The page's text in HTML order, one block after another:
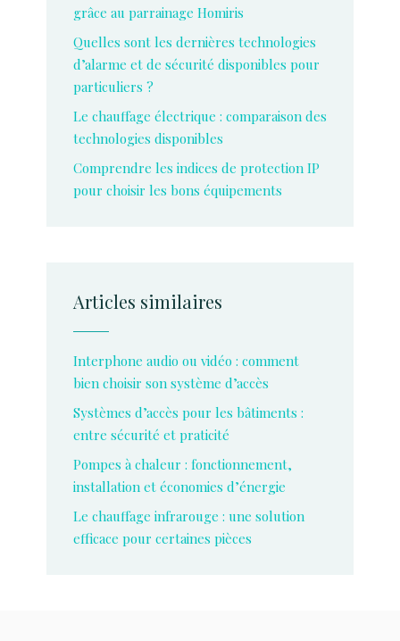
grâce au parrainage Homiris
Quelles sont les dernières technologies
d’alarme et de sécurité disponibles pour
particuliers ?
Le chauffage électrique : comparaison des
technologies disponibles
Comprendre les indices de protection IP
pour choisir les bons équipements
Articles similaires
Interphone audio ou vidéo : comment
bien choisir son système d’accès
Systèmes d’accès pour les bâtiments :
entre sécurité et praticité
Pompes à chaleur : fonctionnement,
installation et économies d’énergie
Le chauffage infrarouge : une solution
efficace pour certaines pièces